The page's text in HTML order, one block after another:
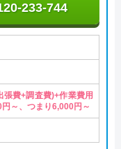
233-744
費+調査費)+作業費用
～、つまり6,000円～